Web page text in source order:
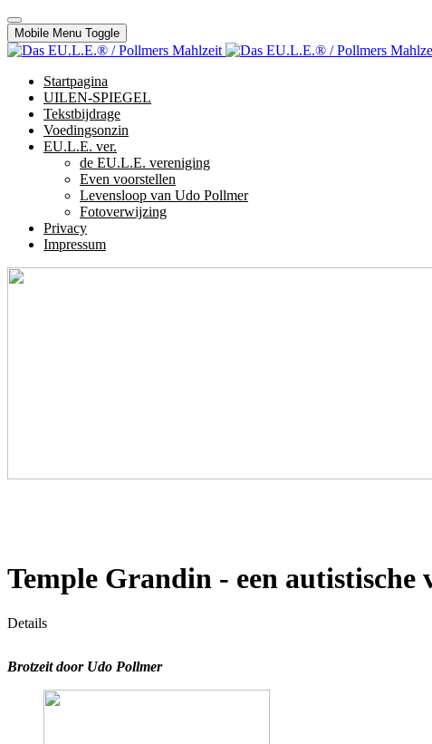
Mobile Menu Toggle
Startpagina
UILEN-SPIEGEL
Tekstbijdrage
Voedingsonzin
EU.L.E. ver.
de EU.L.E. vereniging
Even voorstellen
Levensloop van Udo Pollmer
Fotoverwijzing
Privacy
Impressum
Temple Grandin - een
Details
Brotzeit door Udo Pollmer